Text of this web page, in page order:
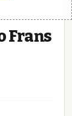
Frans